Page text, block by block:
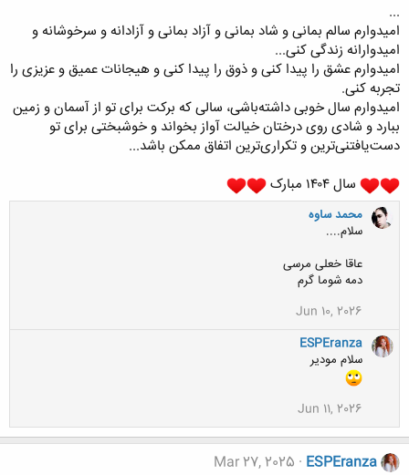
...
امیدوارم سالم بمانی و شاد بمانی ‌و آزاد بمانی و آزادانه و سرخوشانه و
امیدوارانه زندگی کنی...
امیدوارم عشق را پیدا کنی و ذوق را پیدا کنی و هیجانات عمیق و عزیزی را
تجربه کنی.
امیدوارم سال خوبی داشته‌باشی، سالی که برکت برای تو از آسمان و زمین
ببارد و شادی روی درختان خیالت آواز بخواند و خوشبختی برای تو
دست‌یافتنی‌ترین و تکراری‌ترین اتفاق ممکن باشد...
سال ۱۴۰۴ مبارک
محمد ساوه
سلام....
عاقا خعلی مرسی
دمه شوما گرم
Jun 10, 2026
ESPEranza
سلام مودیر
Jun 11, 2026
ESPEranza
Mar 27, 2025